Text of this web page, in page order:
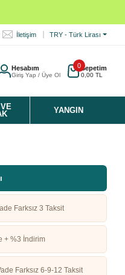
İletişim TRY - Türk Lirası
Hesabım
Giriş Yap / Üye Ol
0Sepetim
0,00 TL
YANGIN
Farksız 3 Taksit
+ %3 İndirim
Farksız 6-9-12 Taksit